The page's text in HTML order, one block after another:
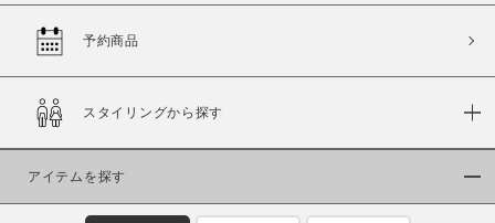
商品タイプ
通常商品
予約商品
スタイリングから探す
アイテムを探す